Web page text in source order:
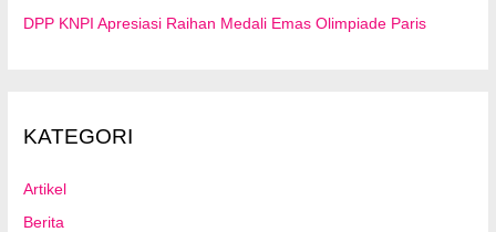
DPP KNPI Apresiasi Raihan Medali Emas Olimpiade Paris
KATEGORI
Artikel
Berita